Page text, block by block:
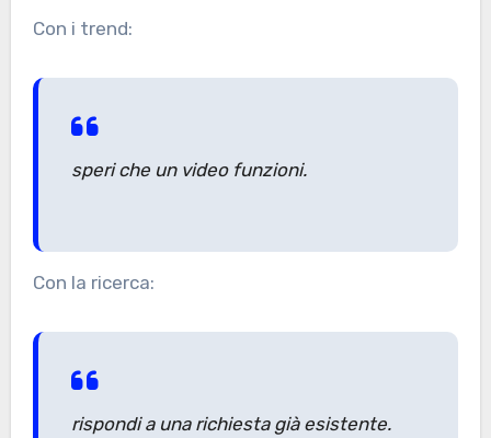
Con i trend:
speri che un video funzioni.
Con la ricerca:
rispondi a una richiesta già esistente.